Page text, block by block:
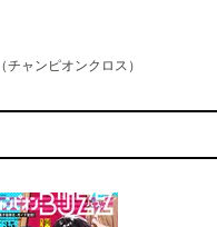
ャンピオンクロス）